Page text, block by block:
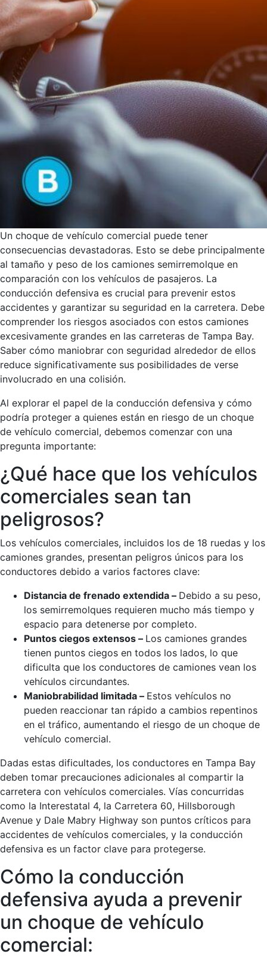
Un choque de vehículo comercial puede tener
consecuencias devastadoras. Esto se debe principalmente
al tamaño y peso de los camiones semirremolque en
comparación con los vehículos de pasajeros. La
conducción defensiva es crucial para prevenir estos
accidentes y garantizar su seguridad en la carretera. Debe
comprender los riesgos asociados con estos camiones
excesivamente grandes en las carreteras de Tampa Bay.
Saber cómo maniobrar con seguridad alrededor de ellos
reduce significativamente sus posibilidades de verse
involucrado en una colisión.
Al explorar el papel de la conducción defensiva y cómo
podría proteger a quienes están en riesgo de un choque
de vehículo comercial, debemos comenzar con una
pregunta importante:
¿Qué hace que los vehículos
comerciales sean tan
peligrosos?
Los vehículos comerciales, incluidos los de 18 ruedas y los
camiones grandes, presentan peligros únicos para los
conductores debido a varios factores clave:
Distancia de frenado extendida – Debido a su peso,
los semirremolques requieren mucho más tiempo y
espacio para detenerse por completo.
Puntos ciegos extensos – Los camiones grandes
tienen puntos ciegos en todos los lados, lo que
dificulta que los conductores de camiones vean los
vehículos circundantes.
Maniobrabilidad limitada – Estos vehículos no
pueden reaccionar tan rápido a cambios repentinos
en el tráfico, aumentando el riesgo de un choque de
vehículo comercial.
Dadas estas dificultades, los conductores en Tampa Bay
deben tomar precauciones adicionales al compartir la
carretera con vehículos comerciales. Vías concurridas
como la Interestatal 4, la Carretera 60, Hillsborough
Avenue y Dale Mabry Highway son puntos críticos para
accidentes de vehículos comerciales, y la conducción
defensiva es un factor clave para protegerse.
Cómo la conducción
defensiva ayuda a prevenir
un choque de vehículo
comercial: